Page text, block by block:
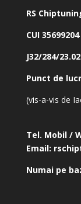
RS
CUI 35699204
J32/284/
Punct de
(vis-a-vis de
Tel. Mobil /
Email:
Numai pe